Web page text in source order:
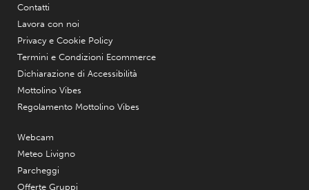
Contatti
Lavora con noi
Privacy e Cookie Policy
Termini e Condizioni Ecommerce
Dichiarazione di Accessibilità
Mottolino Vibes
Regolamento Mottolino Vibes
Webcam
Meteo Livigno
Parcheggi
Offerte Gruppi